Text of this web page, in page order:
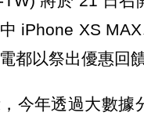
iPhone XS
都以祭出優惠回饋
今年透過大數據